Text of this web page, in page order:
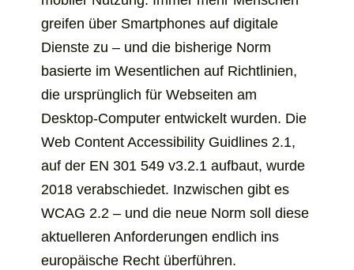
greifen über Smartphones auf digitale
Dienste zu – und die bisherige Norm
basierte im Wesentlichen auf Richtlinien,
die ursprünglich für Webseiten am
Desktop-Computer entwickelt wurden. Die
Web Content Accessibility Guidlines2.1,
auf der EN 301 549 v3.2.1 aufbaut, wurde
2018 verabschiedet. Inzwischen gibt es
WCAG 2.2 – und die neue Norm soll diese
aktuelleren Anforderungen endlich ins
europäische Recht überführen.